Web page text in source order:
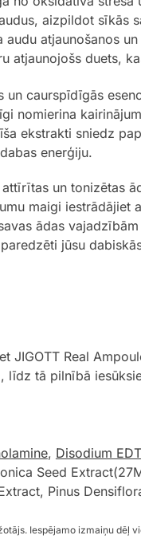
aizpildot sīkās
audu atjaunošanos
atjaunojošs duets,
un caurspīdīgās
nomierina
ekstrakti sniedz
enerģiju.
un tonizētas
maigi iestrādājiet
ādas
jūsu
JIGOTT Real
līdz tā pilnībā
, Disodium
Seed
Pinus
Iespējamo izmaiņu dēļ